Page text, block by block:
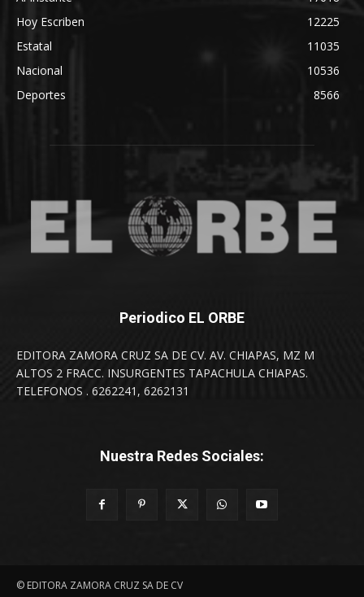
Hoy Escriben
12225
Estatal
11035
Nacional
10536
Deportes
8566
Periodico EL ORBE
EDITORA ZAMORA CRUZ SA DE CV. AV. CHIAPAS, MZ M
ALTOS 2 FRACC. INSURGENTES TAPACHULA CHIAPAS.
TELEFONOS . 6262241, 6262131
Nuestra Redes Sociales:
© EDITORA ZAMORA CRUZ SA DE CV